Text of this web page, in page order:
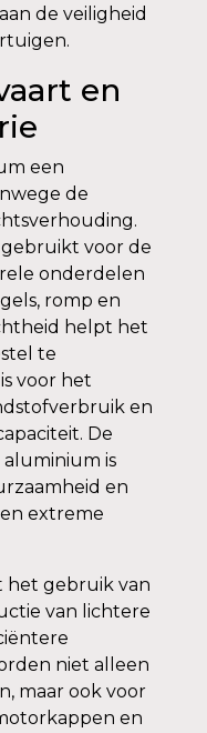
de veiligheid
en
een
de
voor de
onderdelen
romp en
helpt het
te
voor het
en
De
is
en
extreme
het gebruik van
van lichtere
niet alleen
maar ook voor
en